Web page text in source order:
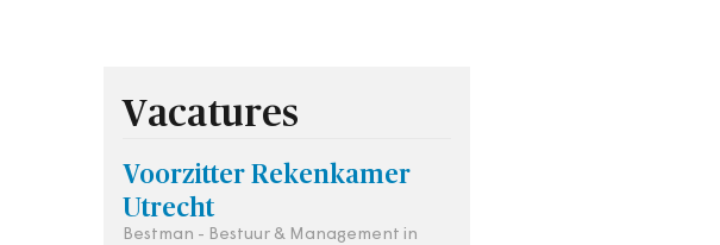
Vacatures
Voorzitter Rekenkamer
Utrecht
Bestman - Bestuur & Management in